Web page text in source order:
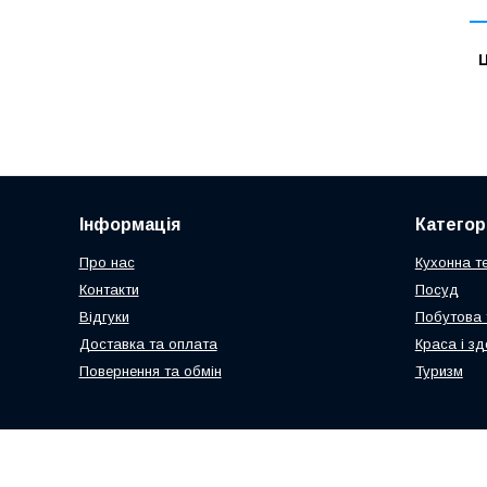
Інформація
Про нас
Контакти
Відгуки
Доставка та оплата
Повернення та обмін
Кухонна
Посуд
Побутова
Краса і
Туризм